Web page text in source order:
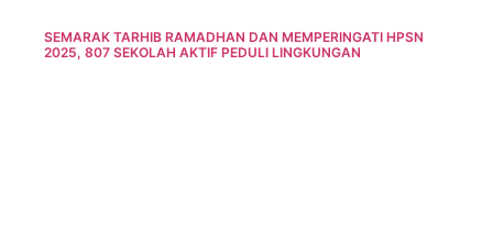
SEMARAK TARHIB RAMADHAN DAN MEMPERINGATI HPSN
2025, 807 SEKOLAH AKTIF PEDULI LINGKUNGAN